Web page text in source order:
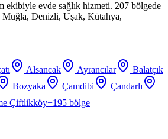
ekibiyle evde sağlık hizmeti. 207 bölgede
Denizli, Uşak, Kütahya,
Alsancak Ayrancılar
Balatçık
Bozyaka Çamdibi
Çandarlı
Çiftlikköy+195 bölge